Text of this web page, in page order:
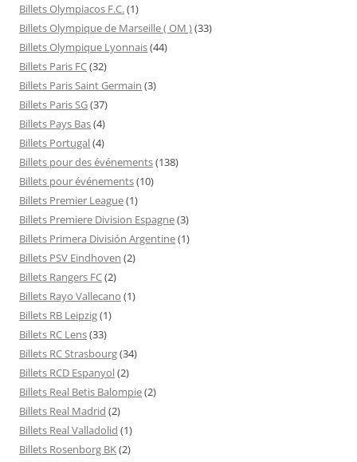
Billets Olympiacos F.C.(1)
Billets Olympique de Marseille ( OM )(33)
Billets Olympique Lyonnais(44)
Billets Paris FC(32)
Billets Paris Saint Germain (3)
Billets Paris SG(37)
Billets Pays Bas(4)
Billets Portugal(4)
Billets pour des événements(138)
Billets pour événements(10)
Billets Premier League(1)
Billets Premiere Division Espagne(3)
Billets Primera División Argentine(1)
Billets PSV Eindhoven (2)
Billets Rangers FC(2)
Billets Rayo Vallecano (1)
Billets RB Leipzig(1)
Billets RC Lens(33)
Billets RC Strasbourg(34)
Billets RCD Espanyol(2)
Billets Real Betis Balompie(2)
Billets Real Madrid (2)
Billets Real Valladolid (1)
Billets Rosenborg BK(2)